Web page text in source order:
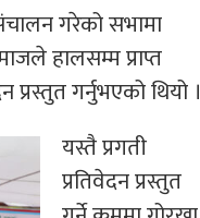
गरेको सभामा
हालसम्म प्राप्त
प्रस्तुत गर्नुभएको थियो ।
यस्तै प्रगती
प्रतिवेदन प्रस्तुत